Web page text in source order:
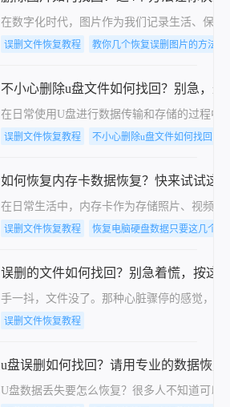
在数字化时代，图片作为我们记录生活、保
误删文件恢复教程 教你几个恢复误删图片的方法
不小心删除u盘文件如何找回？别急，
在日常使用U盘进行数据传输和存储的过程中
误删文件恢复教程 不小心删除u盘文件如何找回
如何恢复内存卡数据恢复？快来试试这
在日常生活中，内存卡作为存储照片、视频
误删文件恢复教程 恢复电脑硬盘数据只要这几个步
误删的文件如何找回？别急着慌，按这
手一抖，文件没了。那种心脏骤停的感觉，
误删文件恢复教程
u盘误删如何找回？请用专业的数据恢复
U盘数据丢失要怎么恢复？很多人不知道可以